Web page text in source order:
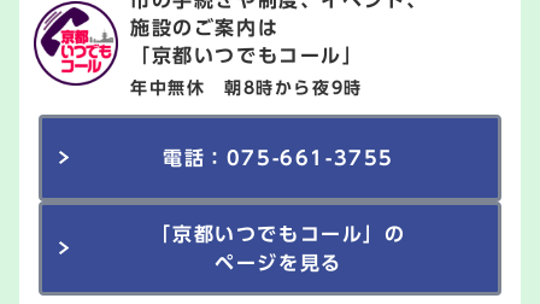
施設のご案内は
「京都いつでもコール」
年中無休 朝8時から夜9時
電話：075-661-3755
「京都いつでもコール」の
ページを見る